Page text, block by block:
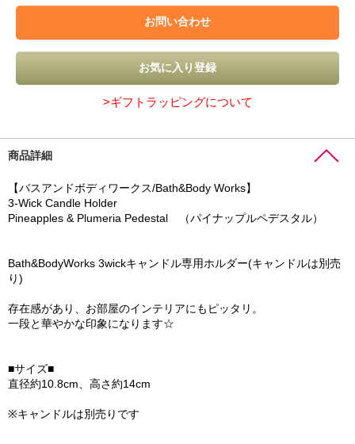
>ギフトラッピングについて
商品詳細
【バスアンドボディワークス/Bath&Body Works】
3-Wick Candle Holder
Pineapples & Plumeria Pedestal （パイナップルペデスタル）
Bath&BodyWorks 3wickキャンドル専用ホルダー(キャンドルは別売
り)
存在感があり、お部屋のインテリアにもピッタリ。
一段と華やかな印象になります☆
■サイズ■
直径約10.8cm、高さ約14cm
※キャンドルは別売りです